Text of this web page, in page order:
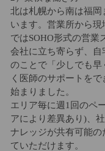
北は札幌から南は福
います。営業所から
ではSOHO形式の営業
会社に立ち寄らず、
のことで「少しでも
く医師のサポートを
始まりました。
エリア毎に週1回のペ
アにより差異あり)、
ナレッジが共有可能
ていただけます。